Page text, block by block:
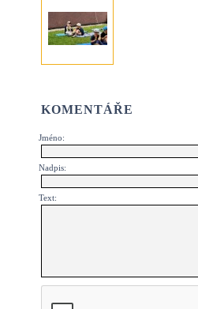
KOMENTÁŘE
Jméno:
Nadpis:
Text: